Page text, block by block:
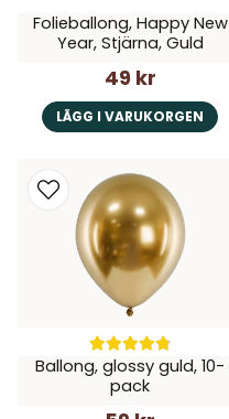
Folieballong, Happy New
Year, Stjärna, Guld
49 kr
LÄGG I VARUKORGEN
Ballong, glossy guld, 10-
pack